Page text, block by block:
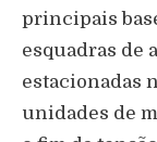
principais
esquadras de
estacionadas
unidades de